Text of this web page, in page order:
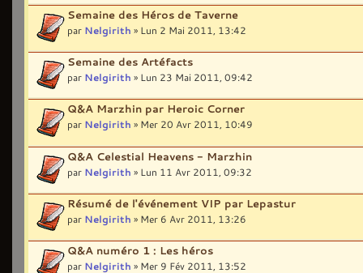
Semaine des Héros de Taverne
par Nelgirith » Lun 2 Mai 2011, 13:42
Semaine des Artéfacts
par Nelgirith » Lun 23 Mai 2011, 09:42
Q&A Marzhin par Heroic Corner
par Nelgirith » Mer 20 Avr 2011, 10:49
Q&A Celestial Heavens - Marzhin
par Nelgirith » Lun 11 Avr 2011, 09:32
Résumé de l'événement VIP par Lepastur
par Nelgirith » Mer 6 Avr 2011, 13:26
Q&A numéro 1 : Les héros
par Nelgirith » Mer 9 Fév 2011, 13:52